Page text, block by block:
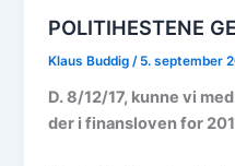
POLITIHESTENE
Klaus Buddig / 5. september
D. 8/12/17, kunne vi
der i finansloven for